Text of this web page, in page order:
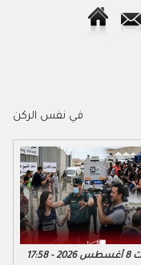
في نفس الركن
- 17:58